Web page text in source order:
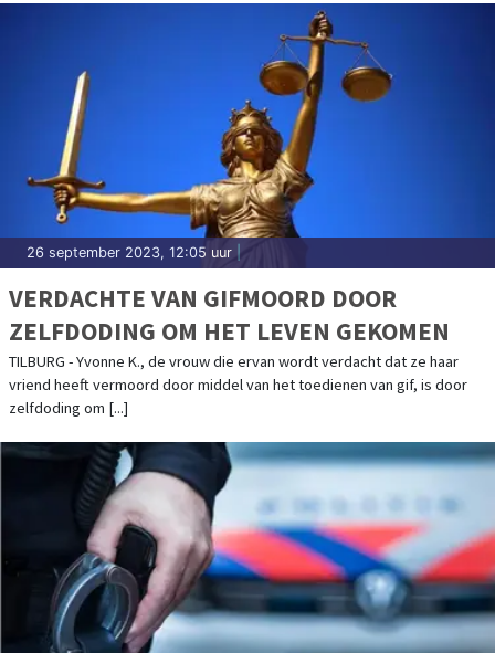
26 september 2023, 12:05 uur
VERDACHTE VAN GIFMOORD DOOR
ZELFDODING OM HET LEVEN GEKOMEN
TILBURG - Yvonne K., de vrouw die ervan wordt verdacht dat ze haar
vriend heeft vermoord door middel van het toedienen van gif, is door
zelfdoding om [...]